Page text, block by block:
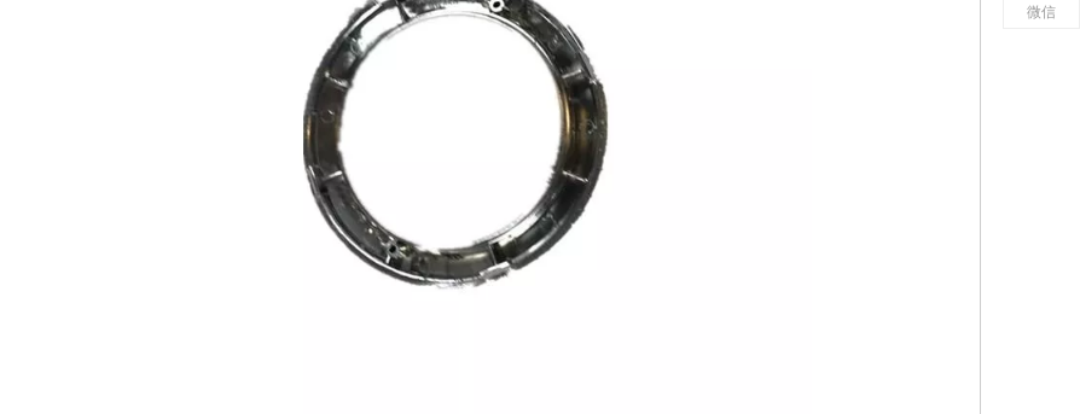
微信